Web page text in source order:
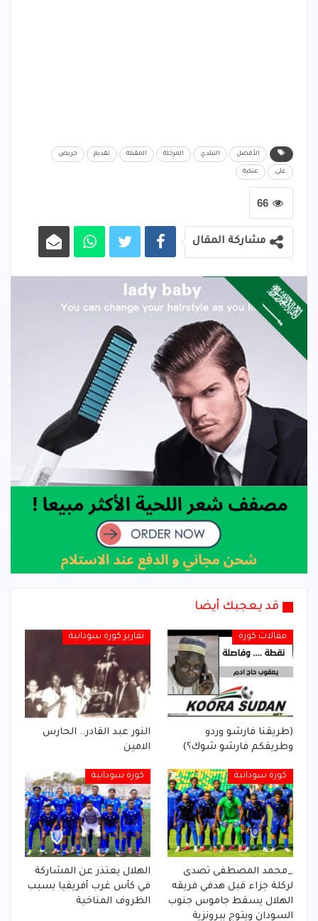
الأفضل التبلدي المرحلة المقبلة تقديم حريص
على عنكبة
66
مشاركة المقال
قد يعجبك أيضا
مقالات كورة
(طريقنا فارشو وردو
وطريقكم فارشو شوك؟)
تقارير كورة سودانية
النور عبد القادر.. الحارس
الامين
كورة سودانية
_محمد المصطفى تصدى
لركلة جزاء قبل هدفي فريقه
الهلال يسقط جاموس جنوب
السودان ويتوج ببرونزية
كورة سودانية
الهلال يعتذر عن المشاركة
في كأس غرب أفريقيا بسبب
الظروف المناخية